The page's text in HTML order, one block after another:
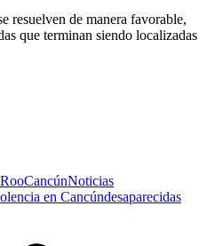
resuelven de manera favorable,
que terminan siendo localizadas
CancúnNoticias
en Cancúndesaparecidas